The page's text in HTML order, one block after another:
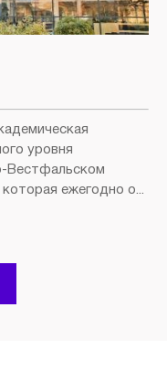
уровня
Вестфальском
ежегодно о...